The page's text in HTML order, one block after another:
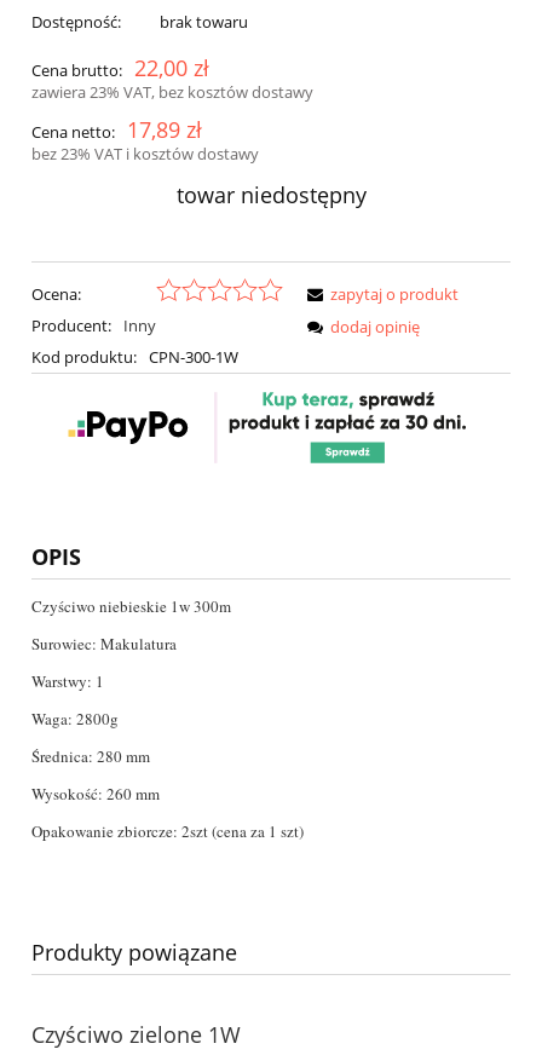
Dostępność: brak towaru
Cena brutto: 22,00 zł
zawiera 23% VAT, bez kosztów dostawy
Cena netto:
17,89 zł
bez 23% VAT i kosztów dostawy
towar niedostępny
Ocena:
Producent:
Inny
Kod produktu: CPN-300-1W
zapytaj o produkt
dodaj opinię
OPIS
Czyściwo niebieskie 1w 300m
Surowiec: Makulatura
Warstwy: 1
Waga: 2800g
Średnica: 280 mm
Wysokość: 260 mm
Opakowanie zbiorcze: 2szt (cena za 1 szt)
Produkty powiązane
Czyściwo zielone 1W